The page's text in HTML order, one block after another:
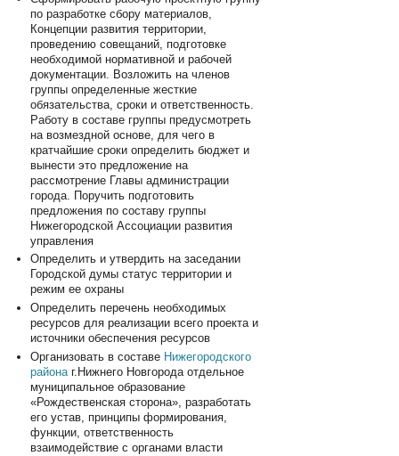
по разработке сбору материалов,
Концепции развития территории,
проведению совещаний, подготовке
необходимой нормативной и рабочей
документации. Возложить на членов
группы определенные жесткие
обязательства, сроки и ответственность.
Работу в составе группы предусмотреть
на возмездной основе, для чего в
кратчайшие сроки определить бюджет и
вынести это предложение на
рассмотрение Главы администрации
города. Поручить подготовить
предложения по составу группы
Нижегородской Ассоциации развития
управления
Определить и утвердить на заседании
Городской думы статус территории и
режим ее охраны
Определить перечень необходимых
ресурсов для реализации всего проекта и
источники обеспечения ресурсов
Организовать в составе Нижегородского
районаг.Нижнего Новгорода отдельное
муниципальное образование
«Рождественская сторона», разработать
его устав, принципы формирования,
функции, ответственность
взаимодействие с органами власти